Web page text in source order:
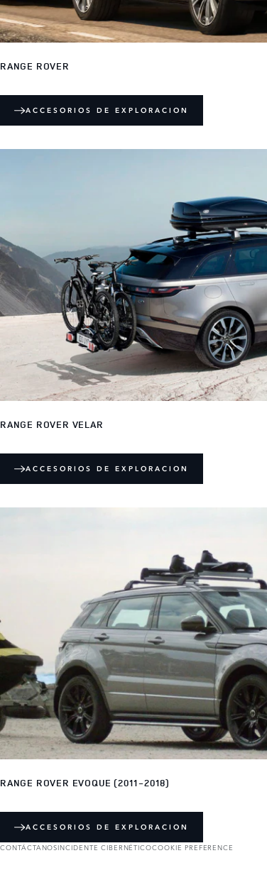
RANGE ROVER
ACCESORIOS DE EXPLORACION
RANGE ROVER VELAR
ACCESORIOS DE EXPLORACION
RANGE ROVER EVOQUE (2011-2018)
ACCESORIOS DE EXPLORACION
CONTÁCTANOSINCIDENTE CIBERNÉTICOCOOKIE PREFERENCE